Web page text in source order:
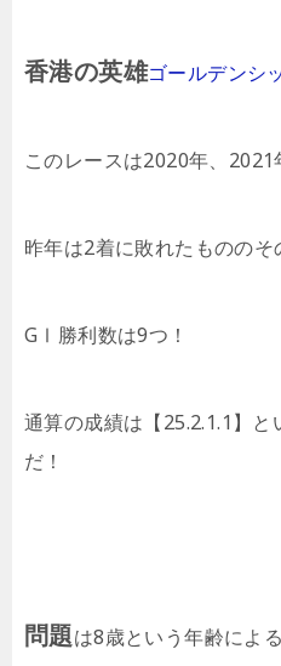
香港の英雄ゴールデンシ
このレースは2020年、2021
昨年は2着に敗れたものの
GⅠ勝利数は9つ！
通算の成績は【25.2.1.1】と
だ！
問題は8歳という年齢によ